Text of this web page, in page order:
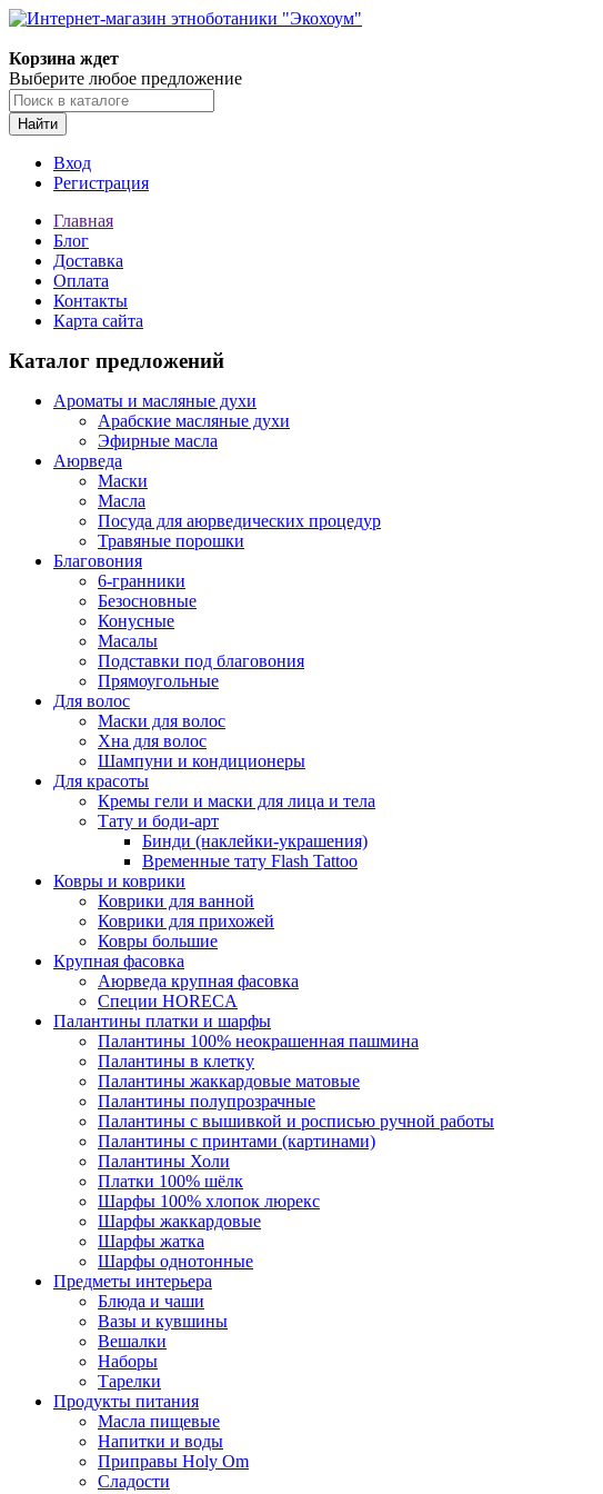
Корзина ждет
Выберите любое предложение
Найти
Вход
Регистрация
Главная
Блог
Доставка
Оплата
Контакты
Карта сайта
Каталог предложений
Ароматы и масляные духи
Арабские масляные духи
Эфирные масла
Аюрведа
Маски
Масла
Посуда для аюрведических процедур
Травяные порошки
Благовония
6-гранники
Безосновные
Конусные
Масалы
Подставки под благовония
Прямоугольные
Для волос
Маски для волос
Хна для волос
Шампуни и кондиционеры
Для красоты
Кремы гели и маски для лица и тела
Тату и боди-арт
Бинди (наклейки-украшения)
Временные тату Flash Tattoo
Ковры и коврики
Коврики для ванной
Коврики для прихожей
Ковры большие
Крупная фасовка
Аюрведа крупная фасовка
Специи HORECA
Палантины платки и шарфы
Палантины 100% неокрашенная пашмина
Палантины в клетку
Палантины жаккардовые матовые
Палантины полупрозрачные
Палантины с вышивкой и росписью ручной работы
Палантины с принтами (картинами)
Палантины Холи
Платки 100% шёлк
Шарфы 100% хлопок люрекс
Шарфы жаккардовые
Шарфы жатка
Шарфы однотонные
Предметы интерьера
Блюда и чаши
Вазы и кувшины
Вешалки
Наборы
Тарелки
Продукты питания
Масла пищевые
Напитки и воды
Приправы Holy Om
Сладости